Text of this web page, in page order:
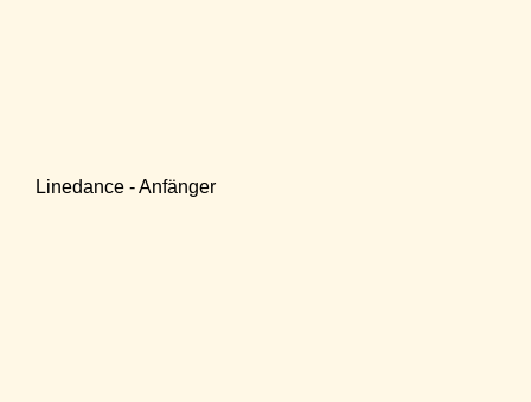
Linedance - Anfänger